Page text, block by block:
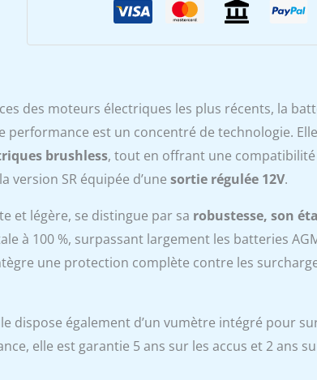
des moteurs électriques les plus récents, la
performance est un concentré de technologie.
brushless, tout en offrant une compatibilité
version SR équipée d’une sortie régulée 12V.
et légère, se distingue par sa robustesse, son
à 100 %, surpassant largement les batteries
une protection complète contre les
dispose également d’un vumètre intégré pour
elle est garantie 5 ans sur les accus et 2 ans